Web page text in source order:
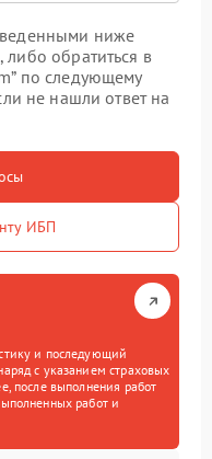
ниже
обратиться в
по следующему
не нашли ответ на
ИБП
и последующий
с указанием страховых
после выполнения работ
работ и